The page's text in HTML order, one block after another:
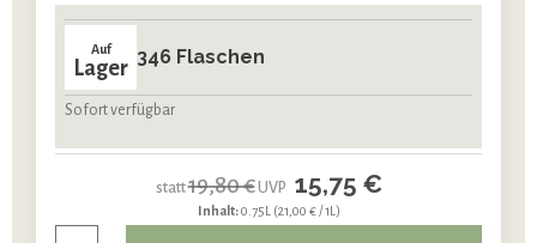
Auf
Lager 346 Flaschen
Sofort verfügbar
statt19,80 €UVP 15,75 €
Inhalt:0.75L (21,00 € / 1L)